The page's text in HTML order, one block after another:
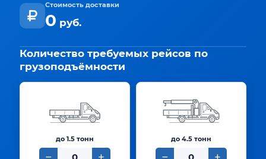
Стоимость доставки
0 руб.
Количество требуемых рейсов по
грузоподъёмности
до 1.5 тонн до 4.5 тонн